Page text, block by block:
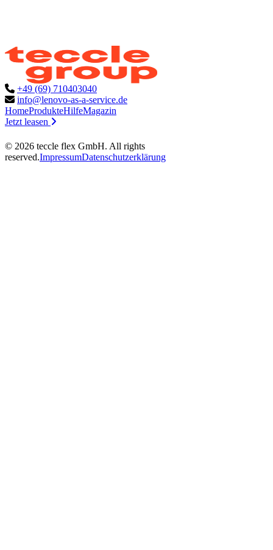
+49 (69) 710403040
info@lenovo-as-a-service.de
HomeProdukteHilfeMagazin
Jetzt leasen
© 2026 teccle flex GmbH. All rights
reserved.ImpressumDatenschutzerklärung